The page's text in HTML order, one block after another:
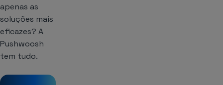
apenas as
soluções mais
eficazes? A
Pushwoosh
tem tudo.